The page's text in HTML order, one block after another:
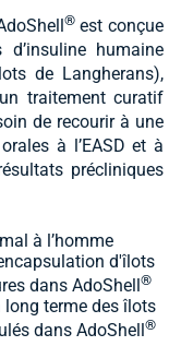
®est conçue
humaine
de Langherans),
traitement curatif
de recourir à une
à l’EASD et à
précliniques
à l’homme
d'îlots
dans AdoShell®
terme des îlots
dans AdoShell ®